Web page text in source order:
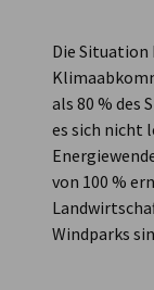
Die Situation
als 80 % des
es sich nicht
von 100 %
Windparks